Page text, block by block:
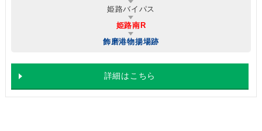
姫路バイパス
姫路南R
飾磨港物揚場跡
詳細はこちら